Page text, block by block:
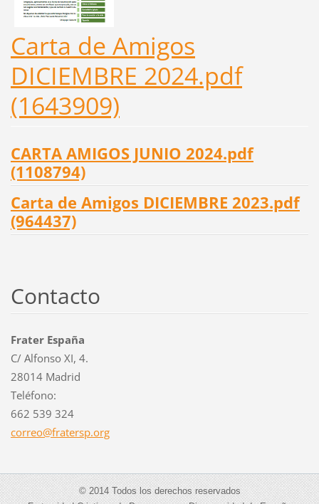
Carta de Amigos
DICIEMBRE 2024.pdf
(1643909)
CARTA AMIGOS JUNIO 2024.pdf
(1108794)
Carta de Amigos DICIEMBRE 2023.pdf
(964437)
Contacto
Frater España
C/ Alfonso XI, 4.
28014 Madrid
Teléfono:
662 539 324
correo@fratersp.org
© 2014 Todos los derechos reservados